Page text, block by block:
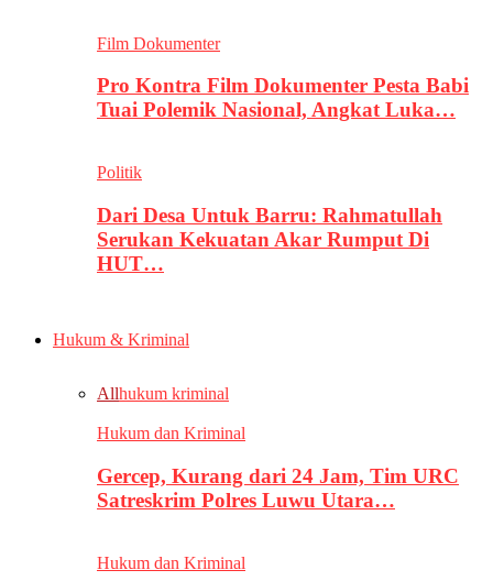
Film Dokumenter
Pro Kontra Film Dokumenter Pesta Babi
Tuai Polemik Nasional, Angkat Luka…
Politik
Dari Desa Untuk Barru: Rahmatullah
Serukan Kekuatan Akar Rumput Di
HUT…
Hukum & Kriminal
Allhukum kriminal
Hukum dan Kriminal
Gercep, Kurang dari 24 Jam, Tim URC
Satreskrim Polres Luwu Utara…
Hukum dan Kriminal